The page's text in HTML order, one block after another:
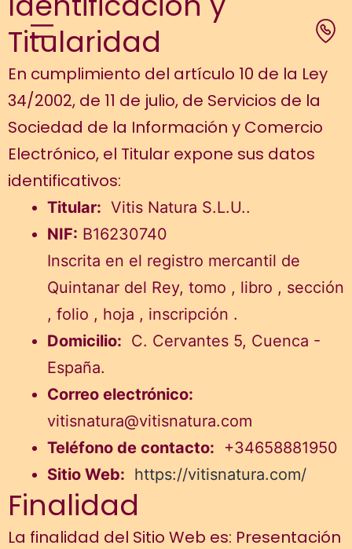
Titularidad
En cumplimiento del artículo 10 de la Ley
34/2002, de 11 de julio, de Servicios de la
Sociedad de la Información y Comercio
Electrónico, el Titular expone sus datos
identificativos:
Titular: Vitis Natura S.L.U..
NIF: B16230740
Inscrita en el registro mercantil de
Quintanar del Rey, tomo , libro , sección
, folio , hoja , inscripción .
Domicilio: C. Cervantes 5, Cuenca -
España.
Correo electrónico:
vitisnatura@vitisnatura.com
Teléfono de contacto: +34658881950
Sitio Web: https://vitisnatura.com/
Finalidad
La finalidad del Sitio Web es: Presentación